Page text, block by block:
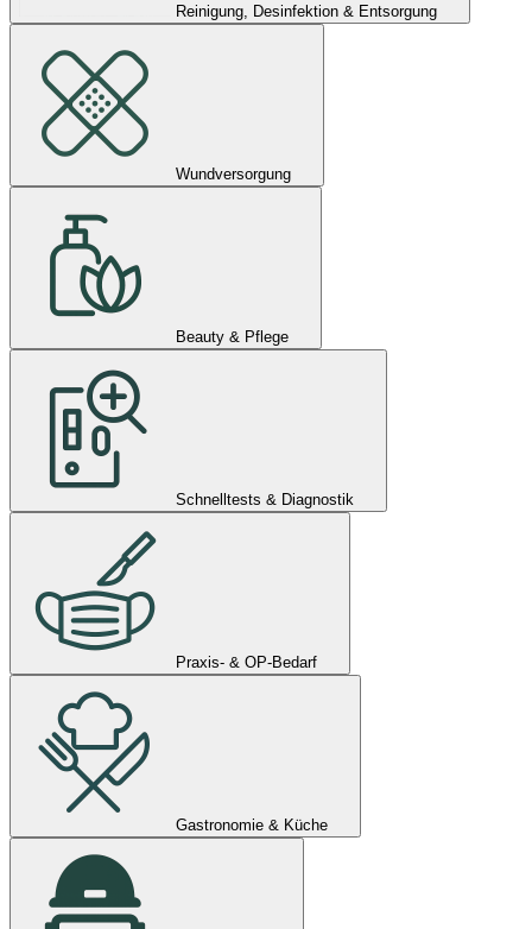
Reinigung, Desinfektion & Entsorgung
Wundversorgung
Beauty & Pflege
Schnelltests & Diagnostik
Praxis- & OP-Bedarf
Gastronomie & Küche